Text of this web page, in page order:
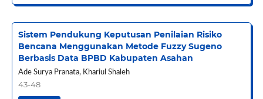
Sistem Pendukung Keputusan Penilaian Risiko
Bencana Menggunakan Metode Fuzzy Sugeno
Berbasis Data BPBD Kabupaten Asahan
Ade Surya Pranata, Khariul Shaleh
43-48